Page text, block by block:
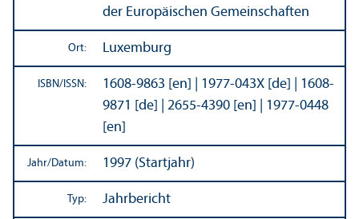
der Europäischen Gemeinschaften
Ort: Luxemburg
ISBN/ISSN:
1608-9863 [en] | 1977-043X [de] | 1608-
9871 [de] | 2655-4390 [en] | 1977-0448
[en]
Jahr/Datum: 1997 (Startjahr)
Typ: Jahrbericht